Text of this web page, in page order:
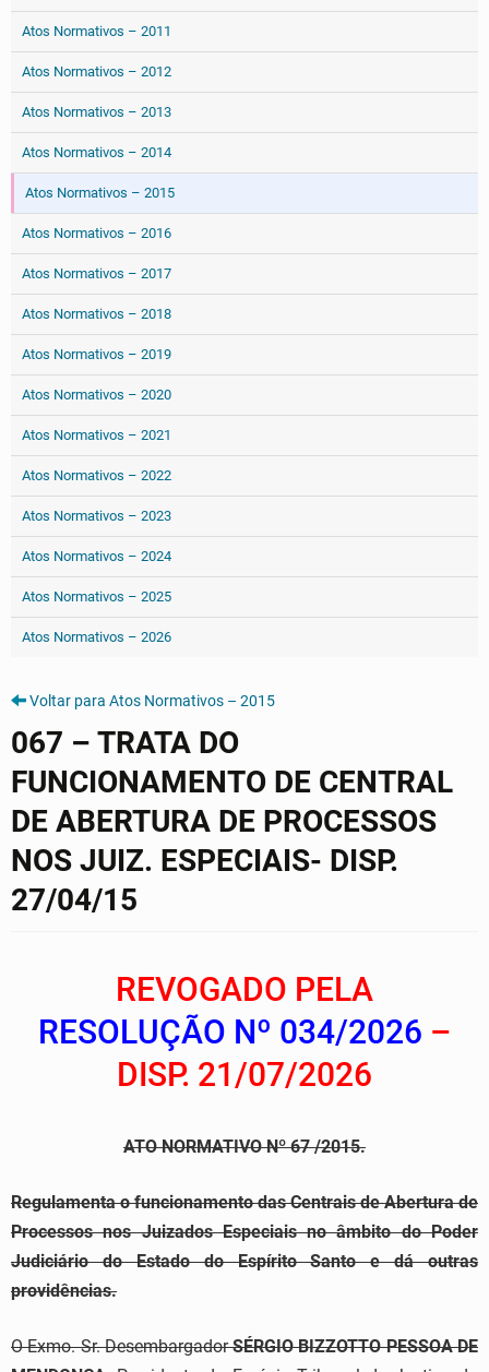
Atos Normativos – 2011
Atos Normativos – 2012
Atos Normativos – 2013
Atos Normativos – 2014
Atos Normativos – 2015
Atos Normativos – 2016
Atos Normativos – 2017
Atos Normativos – 2018
Atos Normativos – 2019
Atos Normativos – 2020
Atos Normativos – 2021
Atos Normativos – 2022
Atos Normativos – 2023
Atos Normativos – 2024
Atos Normativos – 2025
Atos Normativos – 2026
Voltar para Atos Normativos – 2015
067 – TRATA DO
FUNCIONAMENTO DE CENTRAL
DE ABERTURA DE PROCESSOS
NOS JUIZ. ESPECIAIS- DISP.
27/04/15
REVOGADO PELA
RESOLUÇÃO Nº 034/2026 –
DISP. 21/07/2026
ATO NORMATIVONº 67 /2015.
Regulamenta o funcionamento das Centrais de Abertura de
Processos nos Juizados Especiais no âmbito do Poder
Judiciário do Estado do Espírito Santo e dá outras
providências.
O Exmo. Sr. DesembargadorSÉRGIO BIZZOTTO PESSOA DE